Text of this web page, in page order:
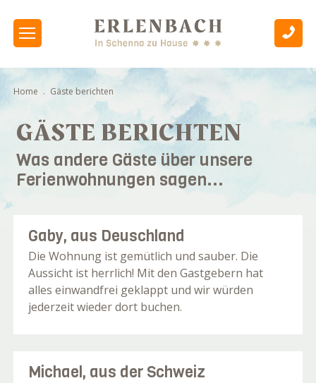
Home . Gäste berichten
GÄSTE BERICHTEN
Was andere Gäste über unsere
Ferienwohnungen sagen...
Gaby, aus Deuschland
Die Wohnung ist gemütlich und sauber. Die
Aussicht ist herrlich! Mit den Gastgebern hat
alles einwandfrei geklappt und wir würden
jederzeit wieder dort buchen.
Michael, aus der Schweiz